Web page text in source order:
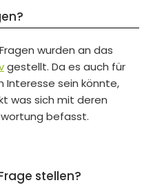
wurden an das
gestellt. Da es auch für
Interesse sein könnte,
was sich mit deren
befasst.
stellen?